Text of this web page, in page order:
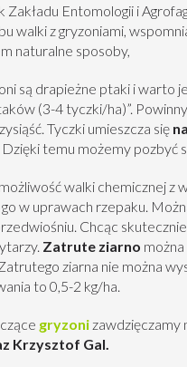
Zakładu Entomologii i
walki z gryzoniami,
naturalne sposoby,
są drapieżne ptaki i warto
(3-4 tyczki/ha)”.
Tyczki umieszcza się
temu możemy pozbyć
walki chemicznej z
w uprawach rzepaku.
Chcąc
Zatrute ziarno
ziarna nie można
to 0,5-2 kg/ha.
gryzonizawdzięczamy
Krzysztof Gal.